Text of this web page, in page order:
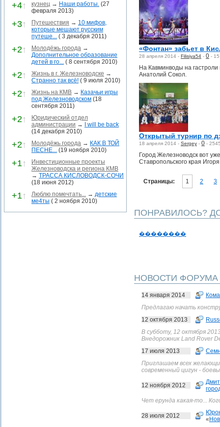
+4↑ кузнец → Наши работы. (27
февраля 2013)
+3↑ Путешествия → 10 мифов,
которые мешают русским
путеше... ( 3 декабря 2011)
+2↑ Молодёжь города →
Дополнительное образование
детей в го... ( 8 сентября 2010)
+2↑ Жизнь в г. Железноводске →
Странно так всё! ( 9 июля 2010)
+2↑ Жизнь на КМВ → Казачьи игры
под Железноводском (18
сентября 2011)
+2↑
Юридический отдел
администрации →
I will be back
(14 декабря 2010)
+2↑ Молодёжь города → КАК В ТОЙ
ПЕСНЕ... (19 ноября 2010)
+1↑
Инвестиционные проекты
Железноводска и региона КМВ
→ ТРАССА КИСЛОВОДСК-СОЧИ
(18 июня 2012)
+1↑ Люблю помечтать... → детские
ме4ты ( 2 ноября 2010)
«Фонтан» забьет в
28 апреля 2014 - Filisiya54 - 0 -
На Кавминводы на
Анатолий Сокол.
Открытый турнир по
18 апреля 2014 - Sergey - 0 -
Город Железноводск вот
Ставропольского края
Страницы: 1 2 3
ПОНРАВИЛОСЬ?
��������
НОВОСТИ ФОРУМА
14 января 2014
Предлагаю начать
12 октября 2013
В субботу, 12 октября
Внедорожник Land Rover
17 июля 2013
Приглашаем всех
современный цигун -
12 ноября 2012
Чет ерунда какая-то...
28 июля 2012
«